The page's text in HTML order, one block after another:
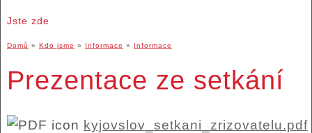
Jste zde
Domů » Kdo jsme » Informace » Informace
Prezentace ze setkání
kyjovslov_setkani_zrizovatelu.pdf